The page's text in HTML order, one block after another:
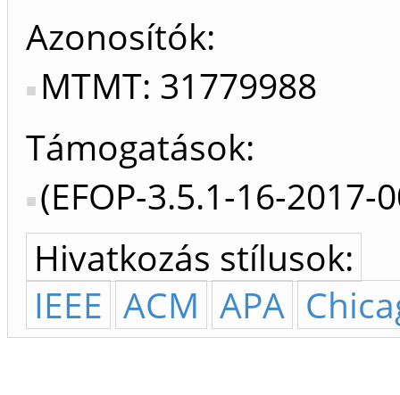
Azonosítók
MTMT: 31779988
Támogatások:
(EFOP-3.5.1-16-2017-
Hivatkozás stílusok:
IEEE ACM APA